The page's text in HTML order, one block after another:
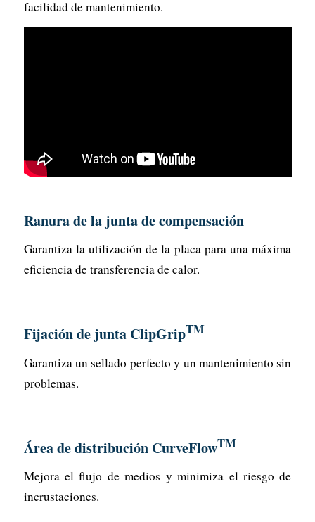
facilidad de mantenimiento.
Ranura de la junta de compensación
Garantiza la utilización de la placa para una máxima
eficiencia de transferencia de calor.
Fijación de junta ClipGripTM
Garantiza un sellado perfecto y un mantenimiento sin
problemas.
Área de distribución CurveFlowTM
Mejora el flujo de medios y minimiza el riesgo de
incrustaciones.